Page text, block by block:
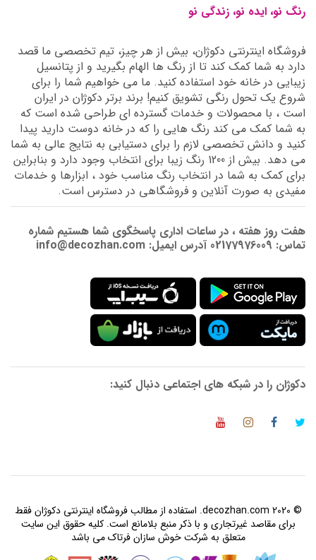
رنگ نو، ایده نو، زندگی نو
فروشگاه اینترنتی دکوژان، بیش از هر چیز، تیم تخصصی ما قصد
دارد به شما کمک کند تا از رنگ ها الهام بگیرید و از پتانسیل
زیبایی در خانه خود استفاده کنید. ما می خواهیم شما را برای
شروع یک تحول رنگی تشویق کنیم! برند برتر دکوژان در ایران
است ، با محصولات و خدمات گسترده ای طراحی شده است که
به شما کمک می کند رنگ هایی را که در خانه دوست دارید پیدا
کنید و دانش تخصصی لازم را برای دستیابی به نتایج عالی به شما
می دهد. بیش از 1200 رنگ زیبا برای انتخاب وجود دارد و بنابراین
برای کمک به شما در انتخاب رنگ مناسب خود ، ابزارها و خدمات
مفیدی به صورت آنلاین و فروشگاهی در دسترس است.
هفت روز هفته ، در ساعات اداری پاسخگوی شما هستیم شماره
تماس: 02177976009 آدرس ایمیل: info@decozhan.com
دکوژان را در شبکه های اجتماعی دنبال کنید:
© 2020 decozhan.com. استفاده از مطالب فروشگاه اینترنتی دکوژان فقط
برای مقاصد غیرتجاری و با ذکر منبع بلامانع است. کلیه حقوق این سایت
متعلق به شرکت خوش سازان فرتاک می باشد